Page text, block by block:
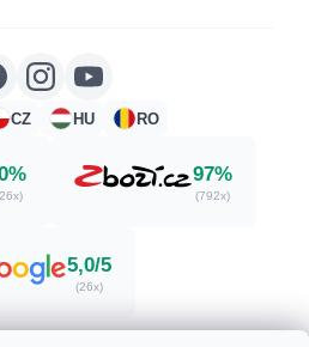
CZ HU RO
97%
(792x)
5,0/5
(26x)